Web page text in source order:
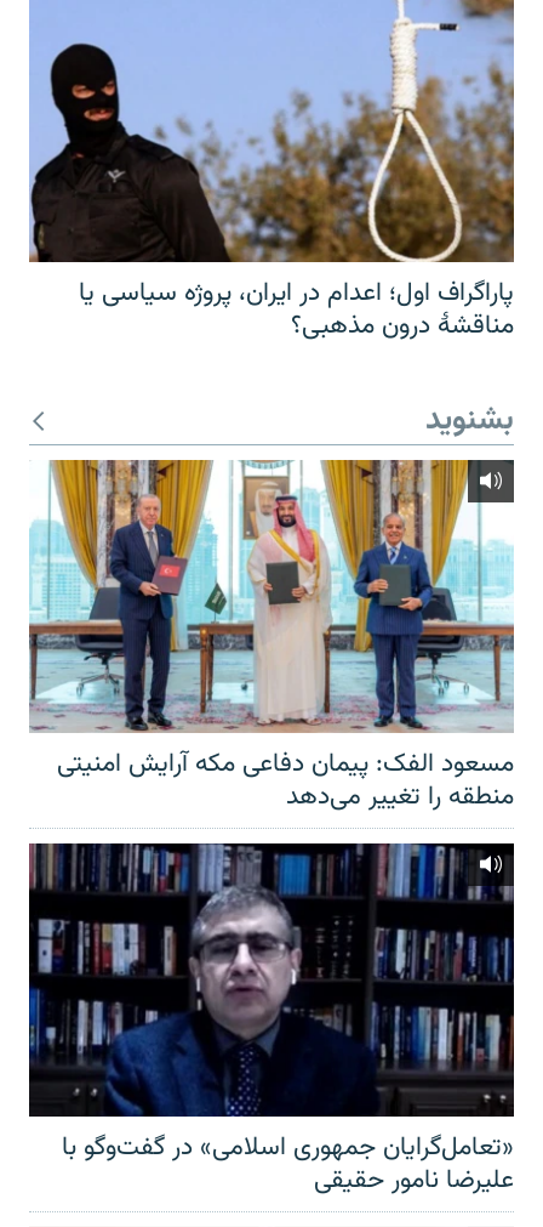
پاراگراف اول؛ اعدام در ایران، پروژه سیاسی یا
مناقشهٔ درون مذهبی؟
بشنوید
مسعود الفک: پیمان دفاعی مکه آرایش امنیتی
منطقه را تغییر می‌دهد
«تعامل‌گرایان جمهوری اسلامی» در گفت‌وگو با
علیرضا نامور حقیقی